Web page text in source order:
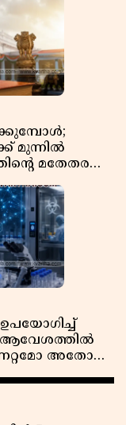
മുന്നിൽ
മതേതര
ആവേശത്തിൽ
അതോ